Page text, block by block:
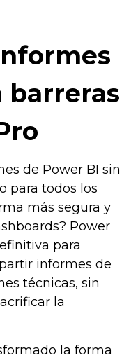
barreras
de Power BI sin
para todos los
más segura y
Power
para
informes de
técnicas, sin
la
la forma